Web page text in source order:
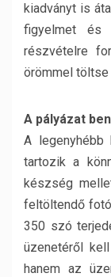
kiadványt is
figyelmet és
részvételre
örömmel
A pályázat
A
tartozik a
készség
feltöltendő
350 szó
üzenetéről
hanem az